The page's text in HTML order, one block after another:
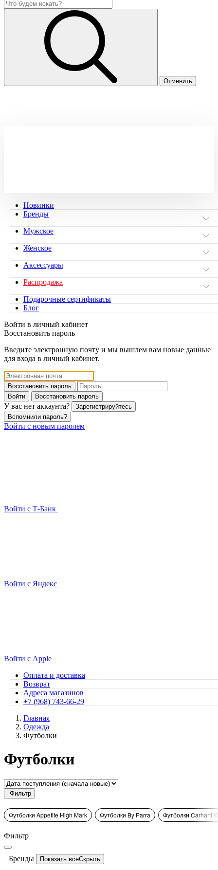
Новинки
Бренды
Мужское
Женское
Аксессуары
Распродажа
Подарочные сертификаты
Блог
Войти в личный кабинет
Восстановить пароль
Введите электронную почту и мы вышлем вам новые данные
для входа в личный кабинет.
Восстановить пароль
Войти
Восстановить пароль
У вас нет аккаунта?
Зарегистрируйтесь
Вспомнили пароль?
Войти с новым паролем
Войти с Т-Банк
Войти с Яндекс
Войти с Apple
Оплата и доставка
Возврат
Адреса магазинов
+7 (968) 743-66-29
Главная
Одежда
Футболки
Футболки
Фильтр
Футболки Appetite High Mark Футболки By Parra Футболки Carhartt
Фильтр
Бренды Показать всеСкрыть